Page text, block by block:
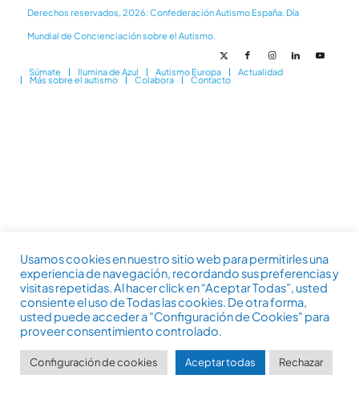
Derechos reservados, 2026: Confederación Autismo España. Día
Mundial de Concienciación sobre el Autismo.
Súmate Ilumina de Azul Autismo Europa Actualidad
Más sobre el autismo Colabora Contacto
Usamos cookies en nuestro sitio web para permitirles una
experiencia de navegación, recordando sus preferencias y
visitas repetidas. Al hacer click en “Aceptar Todas”, usted
consiente el uso de Todas las cookies. De otra forma,
usted puede acceder a "Configuración de Cookies" para
proveer consentimiento controlado.
Configuración de cookies Aceptar todas Rechazar